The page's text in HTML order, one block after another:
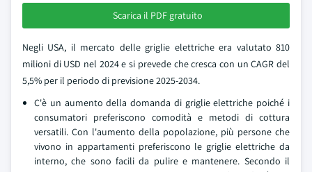
Scarica il PDF gratuito
Negli USA, il mercato delle griglie elettriche era valutato 810
milioni di USD nel 2024 e si prevede che cresca con un CAGR del
5,5% per il periodo di previsione 2025-2034.
C'è un aumento della domanda di griglie elettriche poiché i
consumatori preferiscono comodità e metodi di cottura
versatili. Con l'aumento della popolazione, più persone che
vivono in appartamenti preferiscono le griglie elettriche da
interno, che sono facili da pulire e mantenere. Secondo il